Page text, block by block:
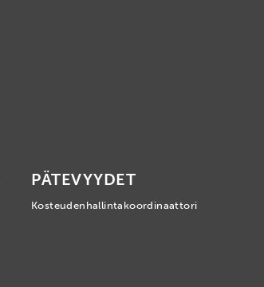
PÄTEVYYDET
Kosteudenhallintakoordinaattori